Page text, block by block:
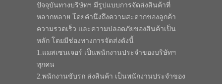
ปัจจุบันทางบริษัทฯ มีรูปแบบการจัดส่งสินค้าที่
หลากหลาย โดยคำนึงถึงความสะดวกของลูกค้า
ความรวดเร็ว และความปลอดภัยของสินค้าเป็น
หลัก โดยมีช่องทางการจัดส่งดังนี้
1.แมสเซนเจอร์ เป็นพนักงานประจำของบริษัทฯ
ทุกคน
2.พนักงานขับรถ ส่งสินค้า เป็นพนักงานประจำของ